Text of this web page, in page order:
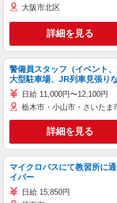
大阪市北区
詳細を見る
警備員スタッフ（イベント、
大型駐車場、JR列車見張りな
日給 11,000円〜12,100円
栃木市・小山市・さいたま
詳細を見る
マイクロバスにて教習所に
イバー
日給 15,850円